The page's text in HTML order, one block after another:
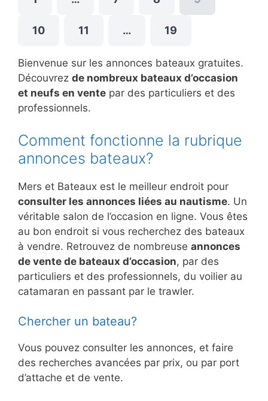
10 11 … 19
Bienvenue sur les annonces bateaux gratuites.
Découvrez de nombreux bateaux d’occasion
et neufs en vente par des particuliers et des
professionnels.
Comment fonctionne la rubrique
annonces bateaux?
Mers et Bateaux est le meilleur endroit pour
consulter les annonces liées au nautisme. Un
véritable salon de l’occasion en ligne. Vous êtes
au bon endroit si vous recherchez des bateaux
à vendre. Retrouvez de nombreuse annonces
de vente de bateaux d’occasion, par des
particuliers et des professionnels, du voilier au
catamaran en passant par le trawler.
Chercher un bateau?
Vous pouvez consulter les annonces, et faire
des recherches avancées par prix, ou par port
d’attache et de vente.